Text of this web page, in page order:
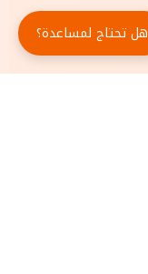
هل تحتاج لمساعدة؟